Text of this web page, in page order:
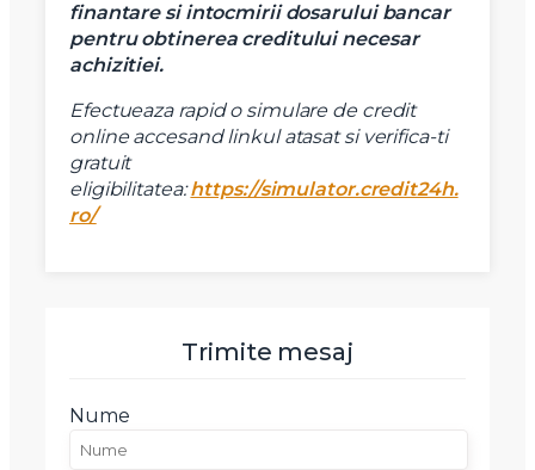
finantare si intocmirii dosarului bancar
pentru obtinerea creditului necesar
achizitiei.
Efectueaza rapid o simulare de credit
online accesand linkul atasat si verifica-ti
gratuit
eligibilitatea:https://simulator.credit24h.
ro/
Trimite mesaj
Nume